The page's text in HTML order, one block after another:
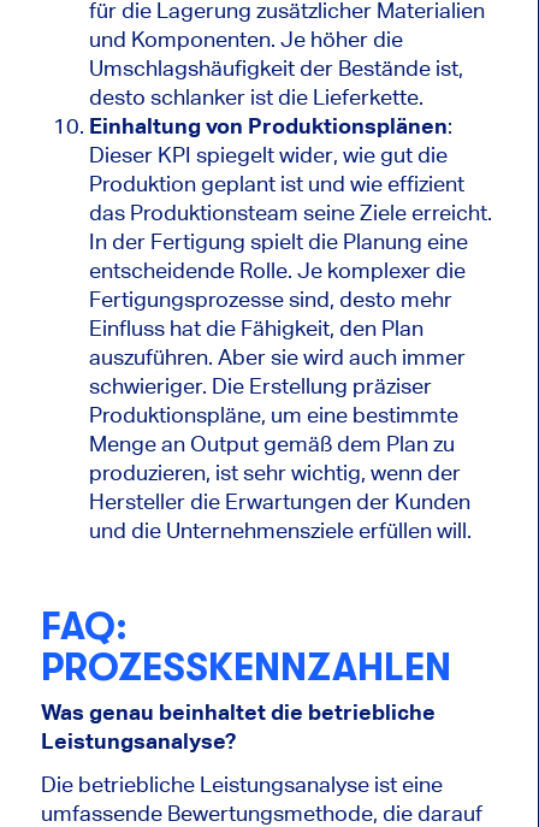
für die Lagerung zusätzlicher Materialien
und Komponenten. Je höher die
Umschlagshäufigkeit der Bestände ist,
desto schlanker ist die Lieferkette.
Einhaltung von Produktionsplänen:
Dieser KPI spiegelt wider, wie gut die
Produktion geplant ist und wie effizient
das Produktionsteam seine Ziele erreicht.
In der Fertigung spielt die Planung eine
entscheidende Rolle. Je komplexer die
Fertigungsprozesse sind, desto mehr
Einfluss hat die Fähigkeit, den Plan
auszuführen. Aber sie wird auch immer
schwieriger. Die Erstellung präziser
Produktionspläne, um eine bestimmte
Menge an Output gemäß dem Plan zu
produzieren, ist sehr wichtig, wenn der
Hersteller die Erwartungen der Kunden
und die Unternehmensziele erfüllen will.
FAQ:
PROZESSKENNZAHLEN
Was genau beinhaltet die betriebliche
Leistungsanalyse?
Die betriebliche Leistungsanalyse ist eine
umfassende Bewertungsmethode, die darauf